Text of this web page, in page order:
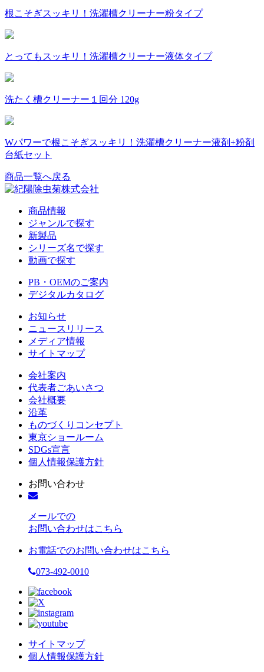
根こそぎスッキリ！洗濯槽クリーナー粉タイプ
とってもスッキリ！洗濯槽クリーナー液体タイプ
洗たく槽クリーナー１回分 120g
Wパワーで根こそぎスッキリ！洗濯槽クリーナー液剤+粉剤
台紙セット
商品一覧へ戻る
商品情報
ジャンルで探す
新製品
シリーズ名で探す
動画で探す
PB・OEMのご案内
デジタルカタログ
お知らせ
ニュースリリース
メディア情報
サイトマップ
会社案内
代表者ごあいさつ
会社概要
沿革
ものづくりコンセプト
東京ショールーム
SDGs宣言
個人情報保護方針
お問い合わせ
メールでの
お問い合わせはこちら
お電話でのお問い合わせはこちら
073-492-0010
サイトマップ
個人情報保護方針